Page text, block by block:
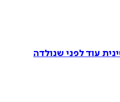
עוד לפני שנולדה